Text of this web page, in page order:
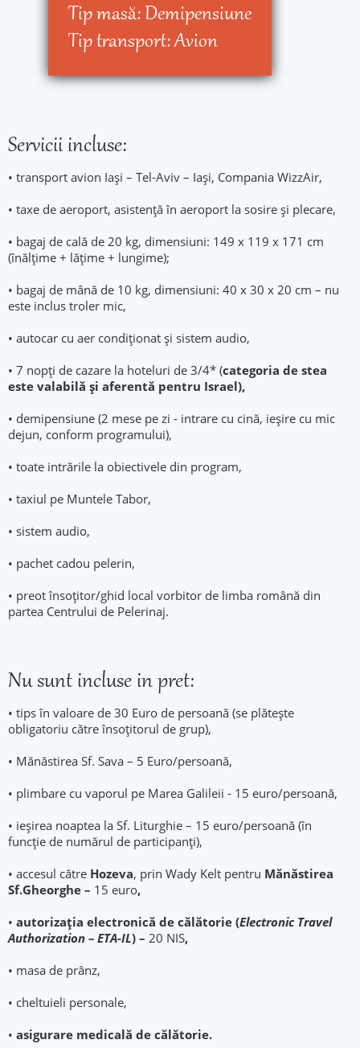
Tip masă:Demipensiune
Tip transport:Avion
Servicii incluse:
• transport avion Iași – Tel-Aviv – Iași, Compania WizzAir,
• taxe de aeroport, asistenţă în aeroport la sosire şi plecare,
• bagaj de cală de 20 kg, dimensiuni: 149 x 119 x 171 cm
(înălţime + lăţime + lungime);
• bagaj de mână de 10 kg, dimensiuni: 40 x 30 x 20 cm – nu
este inclus troler mic,
• autocar cu aer condiționat și sistem audio,
• 7 nopți de cazare la hoteluri de 3/4* (categoria de stea
este valabilă şi aferentă pentru Israel),
• demipensiune (2 mese pe zi - intrare cu cină, ieșire cu mic
dejun, conform programului),
• toate intrările la obiectivele din program,
• taxiul pe Muntele Tabor,
• sistem audio,
• pachet cadou pelerin,
• preot însoţitor/ghid local vorbitor de limba română din
partea Centrului de Pelerinaj.
Nu sunt incluse in pret:
• tips în valoare de 30 Euro de persoană (se plătește
obligatoriu către însoțitorul de grup),
• Mănăstirea Sf. Sava – 5 Euro/persoană,
• plimbare cu vaporul pe Marea Galileii - 15 euro/persoană,
• ieșirea noaptea la Sf. Liturghie – 15 euro/persoană (în
funcție de numărul de participanți),
• accesul către Hozeva, prin Wady Kelt pentru Mănăstirea
Sf.Gheorghe – 15 euro,
• autorizația electronică de călătorie (Electronic Travel
Authorization – ETA-IL) – 20 NIS,
• masa de prânz,
• cheltuieli personale,
• asigurare medicală de călătorie.